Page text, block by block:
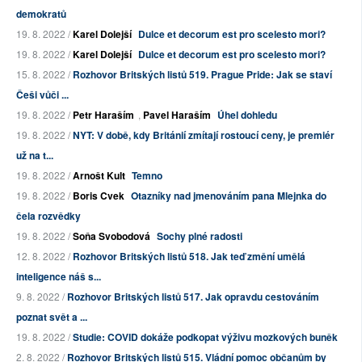
demokratů
19. 8. 2022 /Karel Dolejší Dulce et decorum est pro scelesto mori?
19. 8. 2022 /Karel Dolejší Dulce et decorum est pro scelesto mori?
15. 8. 2022 /Rozhovor Britských listů 519. Prague Pride: Jak se staví
Češi vůči ...
19. 8. 2022 /Petr Haraším , Pavel Haraším Úhel dohledu
19. 8. 2022 /NYT: V době, kdy Británií zmítají rostoucí ceny, je premiér
už na t...
19. 8. 2022 /Arnošt Kult Temno
19. 8. 2022 /Boris Cvek Otazníky nad jmenováním pana Mlejnka do
čela rozvědky
19. 8. 2022 /Soňa Svobodová Sochy plné radosti
12. 8. 2022 /Rozhovor Britských listů 518. Jak teď změní umělá
inteligence náš s...
9. 8. 2022 /Rozhovor Britských listů 517. Jak opravdu cestováním
poznat svět a ...
19. 8. 2022 /Studie: COVID dokáže podkopat výživu mozkových buněk
2. 8. 2022 /Rozhovor Britských listů 515. Vládní pomoc občanům by